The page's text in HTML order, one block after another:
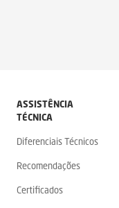
ASSISTÊNCIA
TÉCNICA
Diferenciais Técnicos
Recomendações
Certificados